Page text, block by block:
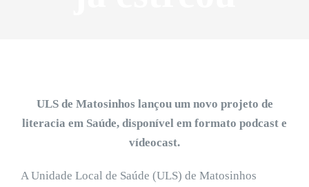
ULS de Matosinhos lançou um novo projeto de
literacia em Saúde, disponível em formato podcast e
vídeocast.
A Unidade Local de Saúde (ULS) de Matosinhos